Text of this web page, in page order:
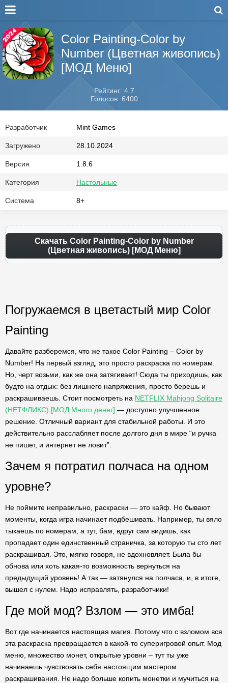
Color Painting-Color by
Number (Цветная живопись)
[МОД Меню]
Рейтинг: 4.7
Голосов: 6400
Разработчик Mint Games
Загружено 28.10.2024
Версия 1.8.6
Категория Настольные
Система 8+
Скачать Color Painting-Color by Number
(Цветная живопись) [МОД Меню]
Погружаемся в цветастый мир Color
Painting
Давайте разберемся, что же такое Color Painting – Color by
Number! На первый взгляд, это просто раскраска по номерам.
Но, черт возьми, как же она затягивает! Сюда ты приходишь, как
будто на отдых: без лишнего напряжения, просто берешь и
раскрашиваешь. Стоит посмотреть на NETFLIX Mahjong Solitaire
(НЕТФЛИКС) [МОД Много денег] — доступно улучшенное
решение. Отличный вариант для стабильной работы. И это
действительно расслабляет после долгого дня в мире “и ручка
не пишет, и интернет не ловит”.
Зачем я потратил полчаса на одном
уровне?
Не поймите неправильно, раскраски — это кайф. Но бывают
моменты, когда игра начинает подбешивать. Например, ты вяло
тыкаешь по номерам, а тут, бам, вдруг сам видишь, как
пропадает один единственный страничка, за которую ты сто лет
раскрашивал. Это, мягко говоря, не вдохновляет. Была бы
обнова или хоть какая-то возможность вернуться на
предыдущий уровень! А так — затянулся на полчаса, и, в итоге,
вышел с нулем. Надо исправлять, разработчики!
Где мой мод? Взлом — это имба!
Вот где начинается настоящая магия. Потому что с взломом вся
эта раскраска превращается в какой-то суперигровой опыт. Мод
меню, множество монет, открытые уровни – тут ты уже
начинаешь чувствовать себя настоящим мастером
раскрашивания. Не надо больше копить монетки и мучиться на